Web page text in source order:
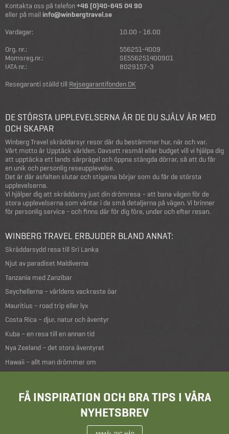
Kontakta oss på telefon+46 (0)40-645 04 90
eller på mail info@winbergtravel.se
Vardagar:
10.00 - 16.00
Org. nr.:
556251-4009
Momsreg.nr.:
SE556251400901
IATA nr.:
8029157-3
Resegaranti ställd till Rejsegarantifonden DK
DE STÖRSTA UPPLEVELSERNA ÄR DE DU SJÄLV ÄR MED
OCH SKAPAR
Winberg Travel skräddarsyr resor där du bestämmer hur, när och var.
Vårt motto är Upptäck världen. Oavsett resmål eller budget vill vi hjälpa dig
att upptäcka ett lands särprägel och öppna stängda dörrar, så att du får
en unik och personlig reseupplevelse.
Det är där asfalten slutar och stigarna börjar som du får de största
upplevelserna.
Vi hjälper dig att skräddarsy just din drömresa – att bana vägen för de
stora upplevelserna som väntar i de små detaljerna på vägen. Vi brinner
för personlig service - och finns där för dig före, under och efter resan.
WINBERG TRAVEL ERBJUDER BLAND ANNAT:
Skräddarsydd resa till Sri Lanka
Njut av paradiset Maldiverna
Tanzania med Zanzibar
Seychellerna – världens vackraste öar
Mauritius – road trip eller lyx
Costa Rica – djur, natur och äventyr
Kuba – en resa till en annan tid
Nya Zeeland – det stora äventyret
Hawaii – allt man drömmer om
FÅ INSPIRATION OCH BRA TIPS I VÅRA
NYHETSBREV